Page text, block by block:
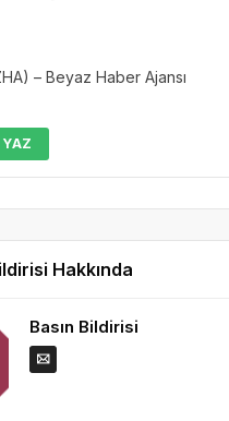
– Beyaz Haber Ajansı
YAZ
Hakkında
Basın Bildirisi